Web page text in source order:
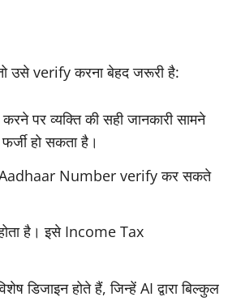
उसे verify करना बेहद जरूरी है:
पर व्यक्ति की सही जानकारी सामने
हो सकता है।
Aadhaar Number verify कर सकते
है। इसे Income Tax
होते हैं, जिन्हें AI द्वारा बिल्कुल